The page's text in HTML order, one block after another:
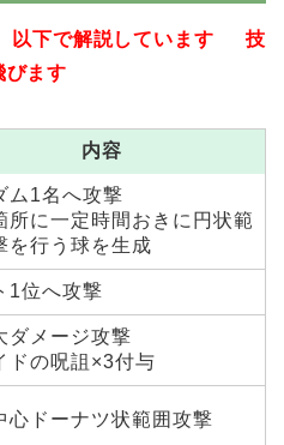
以下で解説しています 技
びます
内容
ム1名へ攻撃
所に一定時間おきに円状範
を行う球を生成
1位へ攻撃
ダメージ攻撃
ドの呪詛×3付与
心ドーナツ状範囲攻撃